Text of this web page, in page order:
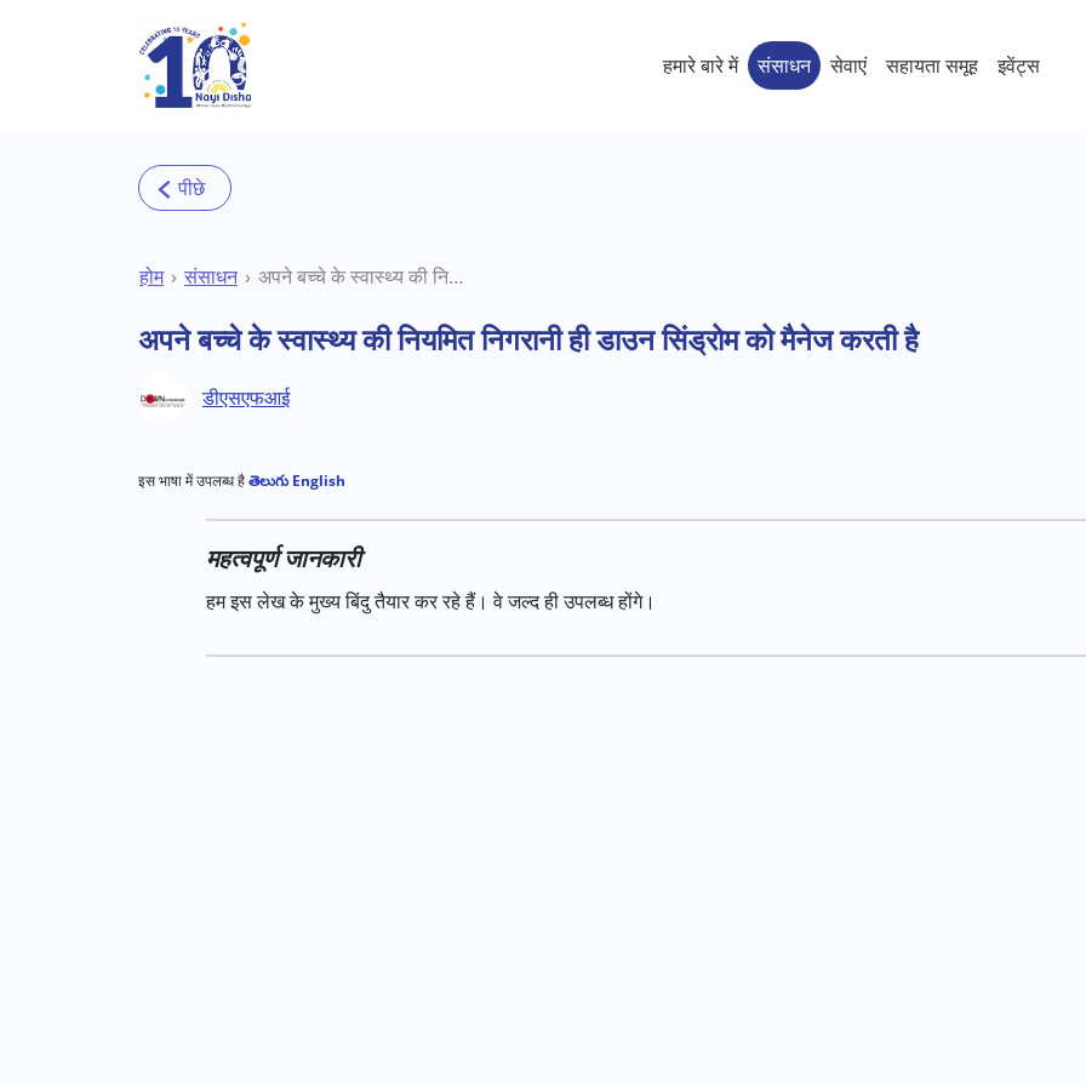
Skip to main content
हमारे बारे में संसाधन सेवाएं सहायता समूह इवेंट्स
होम संसाधन अपने बच्चे के स्वास्थ्य की नियमित निगरानी ही डाउन सिंड्रोम को मैनेज करती है
अपने बच्चे के स्वास्थ्य की नियमित निगरानी ही डाउन सिंड्रोम को मैनेज करती है
डीएसएफआई
इस भाषा में उपलब्ध हैతెలుగుEnglish
महत्वपूर्ण जानकारी
हम इस लेख के मुख्य बिंदु तैयार कर रहे हैं। वे जल्द ही उपलब्ध होंगे।